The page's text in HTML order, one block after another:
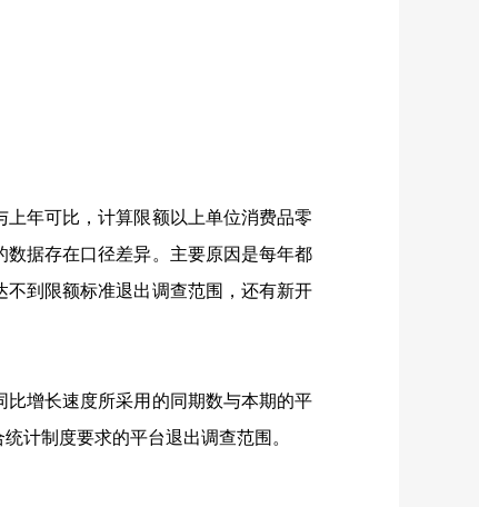
年可比，计算限额以上单位消费品零
据存在口径差异。主要原因是每年都
到限额标准退出调查范围，还有新开
增长速度所采用的同期数与本期的平
计制度要求的平台退出调查范围。